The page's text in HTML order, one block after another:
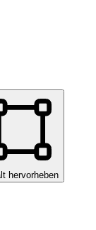
hervorheben